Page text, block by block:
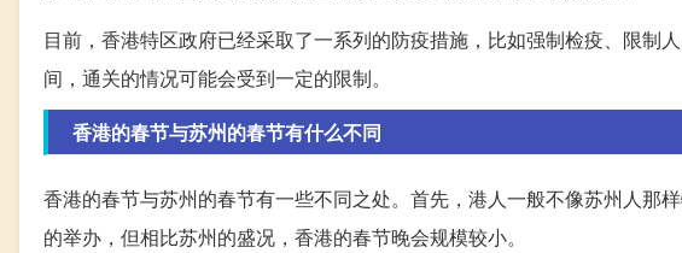
目前，香港特区政府已经采取了一系列的防疫措施，比如强制检疫、限制
间，通关的情况可能会受到一定的限制。
香港的春节与苏州的春节有什么不同
香港的春节与苏州的春节有一些不同之处。首先，港人一般不像苏州人那
的举办，但相比苏州的盛况，香港的春节晚会规模较小。